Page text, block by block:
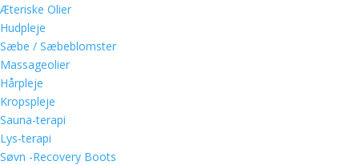
Æteriske Olier
Hudpleje
Sæbe / Sæbeblomster
Massageolier
Hårpleje
Kropspleje
Sauna-terapi
Lys-terapi
Søvn -Recovery Boots